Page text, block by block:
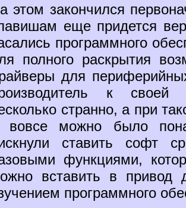
этом закончился
еще придется
программного
полного раскрытия
для
к своей
странно, а при
вовсе можно было
ставить софт
функциями,
вставить в привод
программного